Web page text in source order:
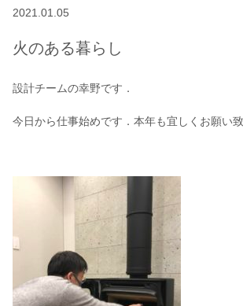
2021.01.05
火のある暮らし
設計チームの幸野です．
今日から仕事始めです．本年も宜しくお願い致